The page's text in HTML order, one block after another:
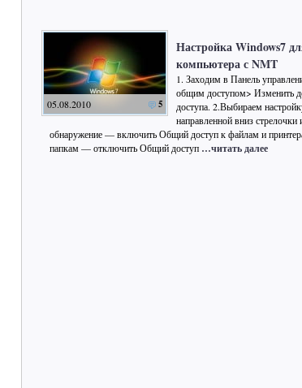
05.08.2010 5
Настройка Windows7
компьютера с NMT
1. Заходим в Панель
общим доступом> Изменить
доступа. 2.Выбираем
направленной вниз
обнаружение — включить Общий доступ к файлам и
папкам — отключить Общий доступ …читать далее